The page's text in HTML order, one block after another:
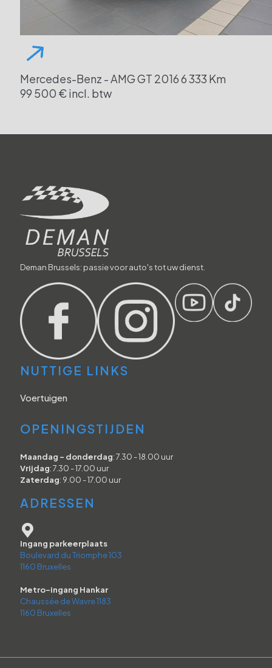
Mercedes-Benz - AMG GT 20166 333 Km
99 500 € incl. btw
Deman Brussels: passie voor auto's tot uw dienst.
NUTTIGE LINKS
Voertuigen
OPENINGSTIJDEN
Maandag - donderdag: 7.30 - 18.00 uur
Vrijdag: 7.30 - 17.00 uur
Zaterdag: 9.00 - 17.00 uur
ADRESSEN
Ingang parkeerplaats
Boulevard du Triomphe 103
1160 Bruxelles
Metro-ingang Hankar
Chaussée de Wavre 1183
1160 Bruxelles